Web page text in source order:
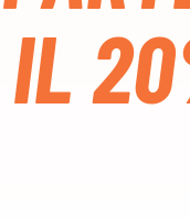
IL